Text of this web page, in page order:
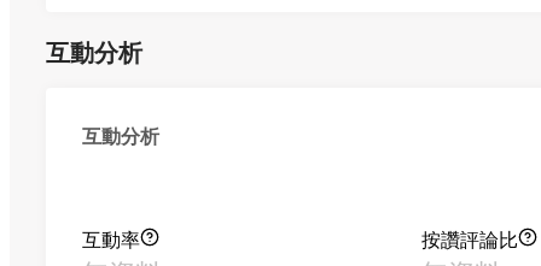
互動分析
互動分析
互動率 按讚評論比